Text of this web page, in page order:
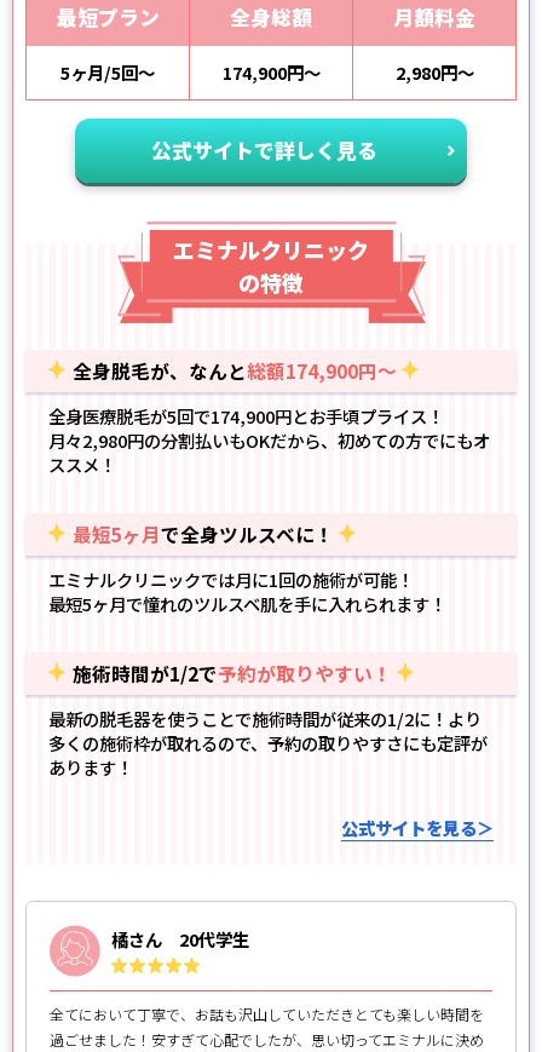
最短プラン 全身総額 月額料金
5ヶ月/5回～ 174,900円～ 2,980円～
公式サイトで詳しく見る
エミナルクリニック
の特徴
全身脱毛が、なんと総額174,900円～
全身医療脱毛が5回で174,900円とお手頃プライス！
月々2,980円の分割払いもOKだから、初めての方でにもオ
ススメ！
最短5ヶ月で全身ツルスベに！
エミナルクリニックでは月に1回の施術が可能！
最短5ヶ月で憧れのツルスベ肌を手に入れられます！
施術時間が1/2で予約が取りやすい！
最新の脱毛器を使うことで施術時間が従来の1/2に！より
多くの施術枠が取れるので、予約の取りやすさにも定評が
あります！
公式サイトを見る＞
橘さん 20代学生
全てにおいて丁寧で、お話も沢山していただきとても楽しい時間を
過ごせました！安すぎて心配でしたが、思い切ってエミナルに決め